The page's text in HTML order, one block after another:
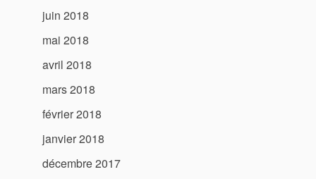
juin 2018
mai 2018
avril 2018
mars 2018
février 2018
janvier 2018
décembre 2017